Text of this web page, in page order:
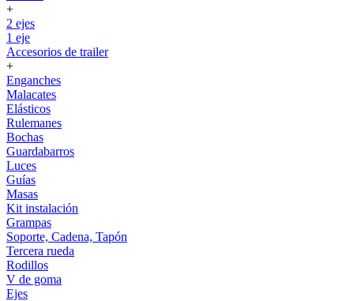
+
2 ejes
1 eje
Accesorios de trailer
+
Enganches
Malacates
Elásticos
Rulemanes
Bochas
Guardabarros
Luces
Guías
Masas
Kit instalación
Grampas
Soporte, Cadena, Tapón
Tercera rueda
Rodillos
V de goma
Ejes